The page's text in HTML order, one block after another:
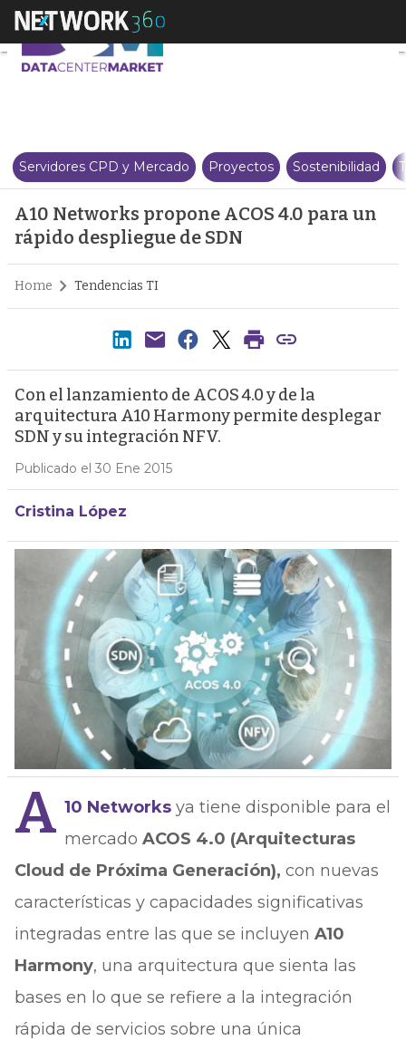
A10 Networks propone ACOS
Servidores CPD y Mercado Proyectos Sostenibilidad
A10 Networks propone ACOS 4.0 para un
rápido despliegue de SDN
Home Tendencias TI
Con el lanzamiento de ACOS 4.0 y de la
arquitectura A10 Harmony permite desplegar
SDN y su integración NFV.
Publicado el 30 Ene 2015
Cristina López
A 10 Networksya tiene disponible para el
mercado ACOS 4.0 (Arquitecturas
Cloud de Próxima Generación), con nuevas
características y capacidades significativas
integradas entre las que se incluyen A10
Harmony, una arquitectura que sienta las
bases en lo que se refiere a la integración
rápida de servicios sobre una única